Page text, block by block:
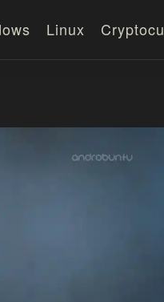
Linux